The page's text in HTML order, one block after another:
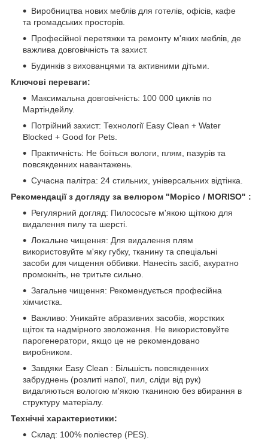
Виробництва нових меблів для готелів, офісів, кафе
та громадських просторів.
Професійної перетяжки та ремонту м'яких меблів, де
важлива довговічність та захист.
Будинків з вихованцями та активними дітьми.
Ключові переваги:
Максимальна довговічність: 100 000 циклів по
Мартіндейлу.
Потрійний захист: Технології Easy Clean + Water
Blocked + Good for Pets.
Практичність: Не боїться вологи, плям, пазурів та
повсякденних навантажень.
Сучасна палітра: 24 стильних, універсальних відтінка.
Рекомендації з догляду за велюром "Морісо / MORISO" :
Регулярний догляд: Пилососьте м'якою щіткою для
видалення пилу та шерсті.
Локальне чищення: Для видалення плям
використовуйте м'яку губку, тканину та спеціальні
засоби для чищення оббивки. Нанесіть засіб, акуратно
промокніть, не тритьте сильно.
Загальне чищення: Рекомендується професійна
хімчистка.
Важливо: Уникайте абразивних засобів, жорстких
щіток та надмірного зволоження. Не використовуйте
парогенератори, якщо це не рекомендовано
виробником.
Завдяки Easy Clean : Більшість повсякденних
забруднень (розлиті напої, пил, сліди від рук)
видаляються вологою м'якою тканиною без вбирання в
структуру матеріалу.
Технічні характеристики:
Склад: 100% поліестер (PES).